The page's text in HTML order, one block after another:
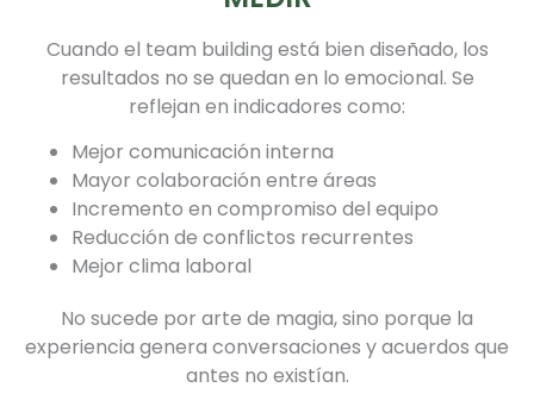
Cuando el team building está bien diseñado, los
resultados no se quedan en lo emocional. Se
reflejan en indicadores como:
Mejor comunicación interna
Mayor colaboración entre áreas
Incremento en compromiso del equipo
Reducción de conflictos recurrentes
Mejor clima laboral
No sucede por arte de magia, sino porque la
experiencia genera conversaciones y acuerdos que
antes no existían.